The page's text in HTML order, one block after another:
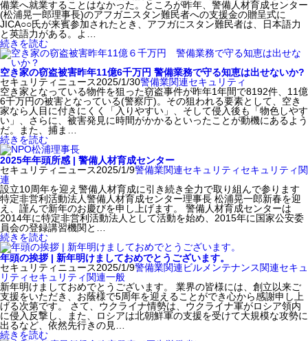
備業へ就業することはなかった。ところが昨年、警備人材育成センター
(松浦晃一郎理事長)のアフガニスタン難民者への支援金の贈呈式に
JICA○○氏が来賓参加されたとき、アフガにスタン難民者は、日本語力
と英語力がある。よ…
続きを読む
空き家の窃盗被害昨年11億6千万円 警備業務で守る知恵は出せないか?
セキュリティニュース2025/1/30警備業関連セキュリティ
空き家となっている物件を狙った窃盗事件が昨年1年間で8192件、11億
6千万円の被害となっている(警察庁)。その狙われる要素として、空き
家なら人目に付きにくく「入りやすい」、そして侵入後も「物色しやす
い」、さらに、被害発見に時間がかかるといったことが動機にあるよう
だ。また、捕ま…
続きを読む
2025年年頭所感 | 警備人材育成センター
セキュリティニュース2025/1/9警備業関連セキュリティ セキュリティ関
連
設立10周年を迎え警備人材育成に引き続き全力で取り組んで参ります
特定非営利活動法人警備人材育成センター理事長 松浦晃一郎新春を迎
え、謹んで新年のお慶びを申し上げます。 警備人材育成センターは
2014年に特定非営利活動法人として活動を始め、2015年に国家公安委
員会の登録講習機関と…
続きを読む
年頭の挨拶 | 新年明けましておめでとうございます。
セキュリティニュース2025/1/9警備業関連ビルメンテナンス関連セキュ
リティ セキュリティ関連一般
新年明けましておめでとうございます。 業界の皆様には、創立以来ご
支援をいただき、お蔭様で5周年を迎えることができ心から感謝申し上
げる次第です。 さて、ウクライナ情勢は、ウクライナ軍がロシア領内
に侵入反撃し、また、ロシアは北朝鮮軍の支援を受けて大規模な攻勢に
出るなど、依然先行きの見…
続きを読む